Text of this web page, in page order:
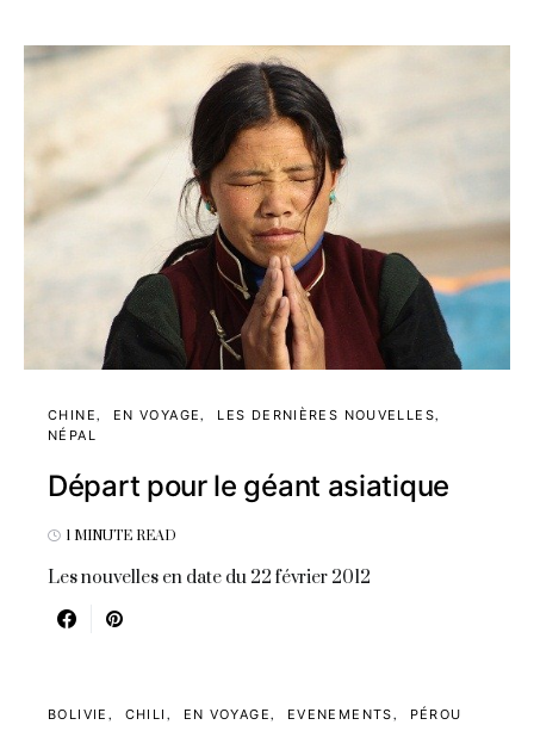
CHINE EN VOYAGE
LES DERNIÈRES NOUVELLES
NÉPAL
Départ pour le géant asiatique
1 MINUTE READ
Les nouvelles en date du 22 février 2012
BOLIVIE CHILI EN VOYAGE EVENEMENTS PÉROU